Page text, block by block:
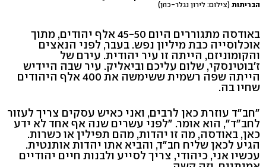
הבריתות (צילום: לירון נגלר-כהן)
באודסה מתגוררים היום 45-50 אלף יהודים, מתוך
אוכלוסייה כבת מיליון נפש. בעבר, לפני הנאצים
והקומוניזם, הייתה זו עיר יהודית. עירם של
ז'בוטינסקי, שלום עליכם וביאליק. עיר שבה היידיש
הייתה שפה רשמית ששימשה את 400 אלף היהודים
שחיו בה.
"חב"ד עוזרת כאן לרבים, ואני כאיש עסקים צריך לעזור
לחב"ד", הוא אומר. "לפני עשרים שנה אף אחד לא ידע
כאן, באודסה, מה זו יהדות, מהם תפילין או כשרות.
הגיע לכאן שליח חב"ד, והביא אתו יהדות אותנטית.
עכשיו אני, כיהודי, צריך לסייע ולבנות חיים יהודיים